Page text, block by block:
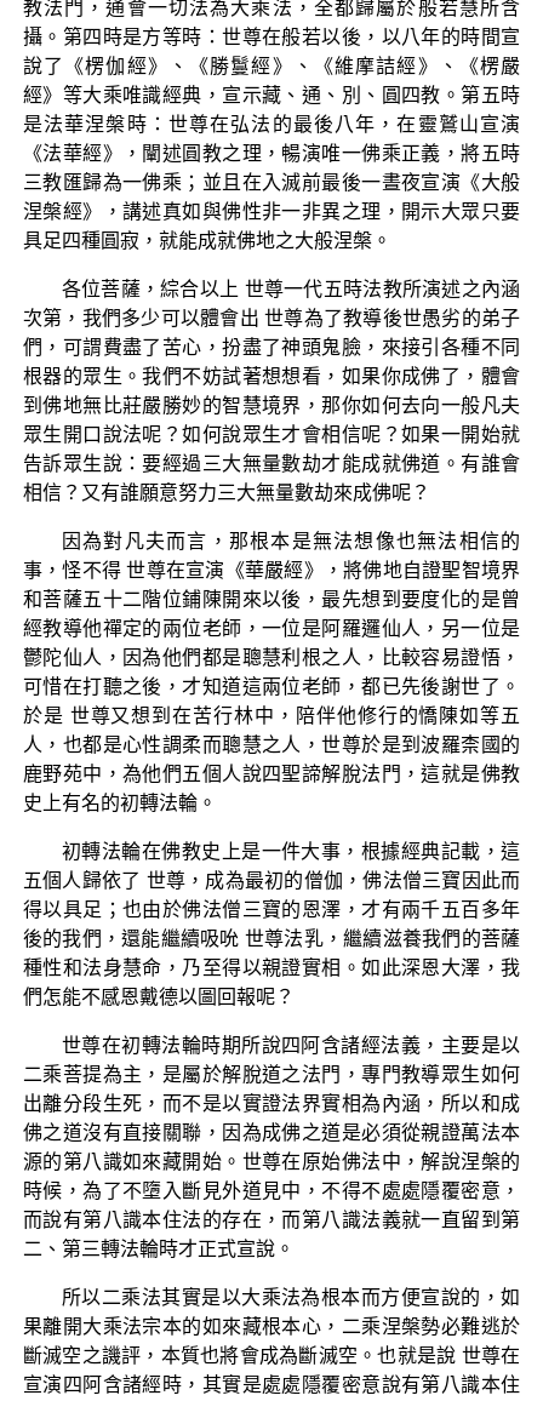
教法門，通會一切法為大乘法，全都歸屬於般若慧所含
攝。第四時是方等時：世尊在般若以後，以八年的時間宣
說了《楞伽經》、《勝鬘經》、《維摩詰經》、《楞嚴
經》等大乘唯識經典，宣示藏、通、別、圓四教。第五時
是法華涅槃時：世尊在弘法的最後八年，在靈鷲山宣演
《法華經》，闡述圓教之理，暢演唯一佛乘正義，將五時
三教匯歸為一佛乘；並且在入滅前最後一晝夜宣演《大般
涅槃經》，講述真如與佛性非一非異之理，開示大眾只要
具足四種圓寂，就能成就佛地之大般涅槃。
各位菩薩，綜合以上 世尊一代五時法教所演述之內涵
次第，我們多少可以體會出 世尊為了教導後世愚劣的弟子
們，可謂費盡了苦心，扮盡了神頭鬼臉，來接引各種不同
根器的眾生。我們不妨試著想想看，如果你成佛了，體會
到佛地無比莊嚴勝妙的智慧境界，那你如何去向一般凡夫
眾生開口說法呢？如何說眾生才會相信呢？如果一開始就
告訴眾生說：要經過三大無量數劫才能成就佛道。有誰會
相信？又有誰願意努力三大無量數劫來成佛呢？
因為對凡夫而言，那根本是無法想像也無法相信的
事，怪不得 世尊在宣演《華嚴經》，將佛地自證聖智境界
和菩薩五十二階位鋪陳開來以後，最先想到要度化的是曾
經教導他禪定的兩位老師，一位是阿羅邏仙人，另一位是
鬱陀仙人，因為他們都是聰慧利根之人，比較容易證悟，
可惜在打聽之後，才知道這兩位老師，都已先後謝世了。
於是 世尊又想到在苦行林中，陪伴他修行的憍陳如等五
人，也都是心性調柔而聰慧之人，世尊於是到波羅柰國的
鹿野苑中，為他們五個人說四聖諦解脫法門，這就是佛教
史上有名的初轉法輪。
初轉法輪在佛教史上是一件大事，根據經典記載，這
五個人歸依了 世尊，成為最初的僧伽，佛法僧三寶因此而
得以具足；也由於佛法僧三寶的恩澤，才有兩千五百多年
後的我們，還能繼續吸吮 世尊法乳，繼續滋養我們的菩薩
種性和法身慧命，乃至得以親證實相。如此深恩大澤，我
們怎能不感恩戴德以圖回報呢？
世尊在初轉法輪時期所說四阿含諸經法義，主要是以
二乘菩提為主，是屬於解脫道之法門，專門教導眾生如何
出離分段生死，而不是以實證法界實相為內涵，所以和成
佛之道沒有直接關聯，因為成佛之道是必須從親證萬法本
源的第八識如來藏開始。世尊在原始佛法中，解說涅槃的
時候，為了不墮入斷見外道見中，不得不處處隱覆密意，
而說有第八識本住法的存在，而第八識法義就一直留到第
二、第三轉法輪時才正式宣說。
所以二乘法其實是以大乘法為根本而方便宣說的，如
果離開大乘法宗本的如來藏根本心，二乘涅槃勢必難逃於
斷滅空之譏評，本質也將會成為斷滅空。也就是說 世尊在
宣演四阿含諸經時，其實是處處隱覆密意說有第八識本住